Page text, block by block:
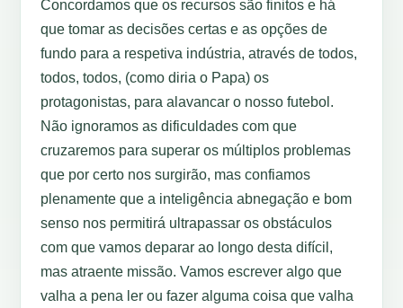
Concordamos que os recursos são finitos e há
que tomar as decisões certas e as opções de
fundo para a respetiva indústria, através de todos,
todos, todos, (como diria o Papa) os
protagonistas, para alavancar o nosso futebol.
Não ignoramos as dificuldades com que
cruzaremos para superar os múltiplos problemas
que por certo nos surgirão, mas confiamos
plenamente que a inteligência abnegação e bom
senso nos permitirá ultrapassar os obstáculos
com que vamos deparar ao longo desta difícil,
mas atraente missão. Vamos escrever algo que
valha a pena ler ou fazer alguma coisa que valha